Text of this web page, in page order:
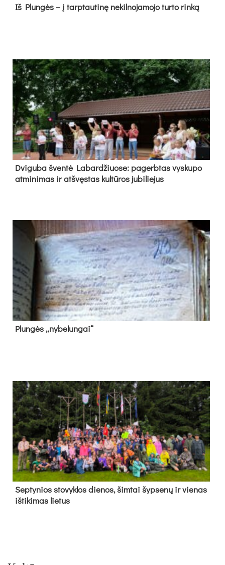
Iš Plungės – į tarptautinę nekilnojamojo turto rinką
Dvi­gu­ba šven­tė La­bar­džiuo­se: pa­gerb­tas vys­ku­po
at­mi­ni­mas ir at­švęs­tas kul­tū­ros ju­bi­lie­jus
Plun­gės „ny­be­lun­gai“
Sep­ty­nios sto­vyk­los die­nos, šim­tai šyp­se­nų ir vie­nas
iš­ti­ki­mas lie­tus